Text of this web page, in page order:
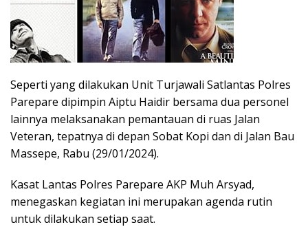
Seperti yang dilakukan Unit Turjawali Satlantas Polres
Parepare dipimpin Aiptu Haidir bersama dua personel
lainnya melaksanakan pemantauan di ruas Jalan
Veteran, tepatnya di depan Sobat Kopi dan di Jalan Bau
Massepe, Rabu (29/01/2024).
Kasat Lantas Polres Parepare AKP Muh Arsyad,
menegaskan kegiatan ini merupakan agenda rutin
untuk dilakukan setiap saat.